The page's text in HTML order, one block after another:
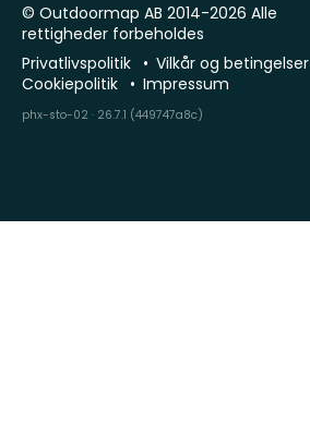
© Outdoormap AB 2014-2026 Alle
rettigheder forbeholdes
Privatlivspolitik
Vilkår og betingelser
Cookiepolitik
Impressum
phx-sto-02 · 26.7.1 (449747a8c)